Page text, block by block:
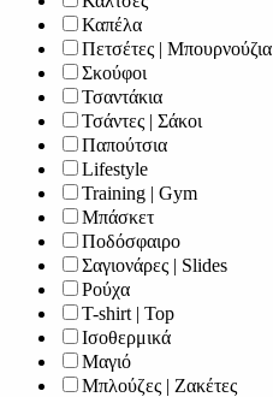
Καπέλα
Πετσέτες | Μπουρνούζια
Σκούφοι
Τσαντάκια
Τσάντες | Σάκοι
Παπούτσια
Lifestyle
Training | Gym
Μπάσκετ
Ποδόσφαιρο
Σαγιονάρες | Slides
Ρούχα
T-shirt | Top
Ισοθερμικά
Μαγιό
Μπλούζες | Ζακέτες